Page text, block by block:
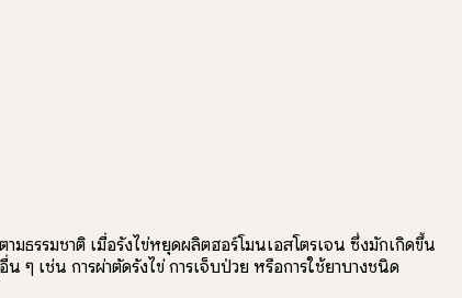
ธรรมชาติ เมื่อรังไข่หยุดผลิตฮอร์โมนเอสโตรเจน ซึ่งมักเกิดขึ้น
เช่น การผ่าตัดรังไข่ การเจ็บป่วย หรือการใช้ยาบางชนิด